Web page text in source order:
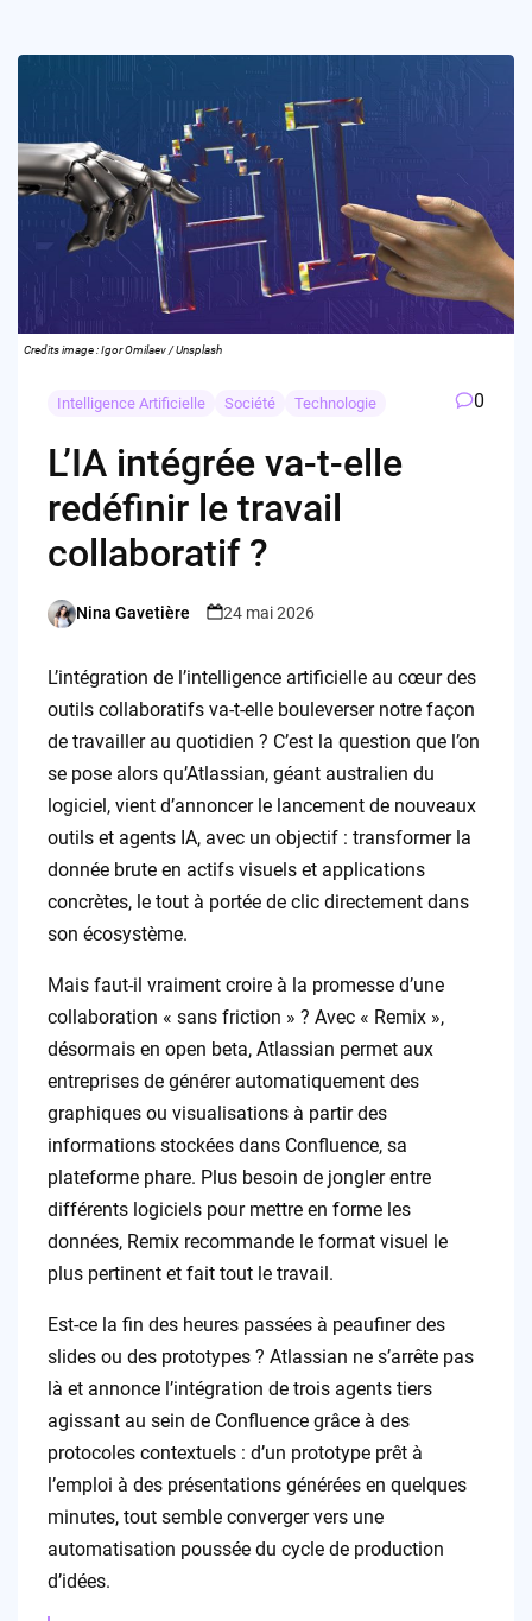
Credits image : Igor Omilaev / Unsplash
Intelligence Artificielle Société Technologie 0
L’IA intégrée va-t-elle
redéfinir le travail
collaboratif ?
Posted
Nina Gavetière 24 mai 2026
L’intégration de l’intelligence artificielle au cœur des
outils collaboratifs va-t-elle bouleverser notre façon
de travailler au quotidien ? C’est la question que l’on
se pose alors qu’Atlassian, géant australien du
logiciel, vient d’annoncer le lancement de nouveaux
outils et agents IA, avec un objectif : transformer la
donnée brute en actifs visuels et applications
concrètes, le tout à portée de clic directement dans
son écosystème.
Mais faut-il vraiment croire à la promesse d’une
collaboration « sans friction » ? Avec « Remix »,
désormais en open beta, Atlassian permet aux
entreprises de générer automatiquement des
graphiques ou visualisations à partir des
informations stockées dans Confluence, sa
plateforme phare. Plus besoin de jongler entre
différents logiciels pour mettre en forme les
données, Remix recommande le format visuel le
plus pertinent et fait tout le travail.
Est-ce la fin des heures passées à peaufiner des
slides ou des prototypes ? Atlassian ne s’arrête pas
là et annonce l’intégration de trois agents tiers
agissant au sein de Confluence grâce à des
protocoles contextuels : d’un prototype prêt à
l’emploi à des présentations générées en quelques
minutes, tout semble converger vers une
automatisation poussée du cycle de production
d’idées.